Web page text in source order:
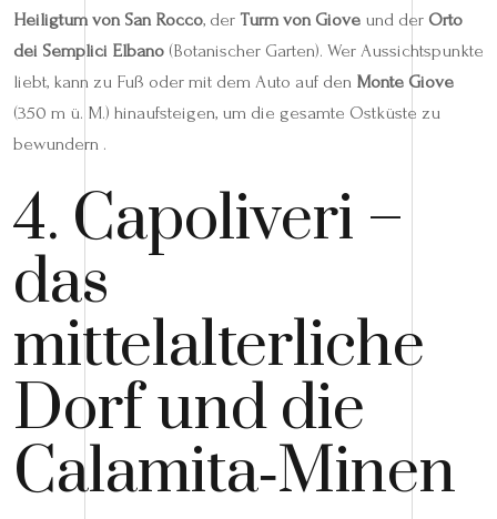
Heiligtum von San Rocco, der Turm von Giove und der Orto
dei Semplici Elbano (Botanischer Garten). Wer Aussichtspunkte
liebt, kann zu Fuß oder mit dem Auto auf den Monte Giove
(350 m ü. M.) hinaufsteigen, um die gesamte Ostküste zu
bewundern .
4. Capoliveri –
das
mittelalterliche
Dorf und die
Calamita‑Minen